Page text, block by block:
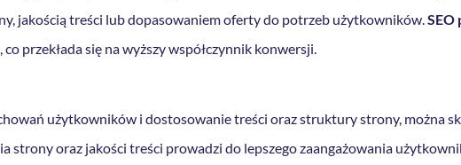
jakością treści lub dopasowaniem oferty do potrzeb użytkowników.SEO
, co przekłada się na wyższy współczynnik konwersji.
użytkowników i dostosowanie treści oraz struktury strony, można
strony oraz jakości treści prowadzi do lepszego zaangażowania